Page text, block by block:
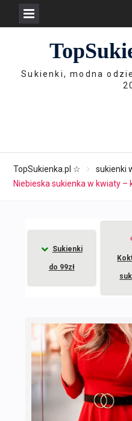
Sukienki, modna
TopSukienka.pl ☆
sukienki
Niebieska sukienka w kwiaty
Sukienki
do 99zł